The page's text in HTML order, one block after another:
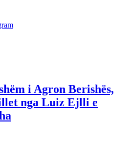
i Agron Berishës,
nga Luiz Ejlli e